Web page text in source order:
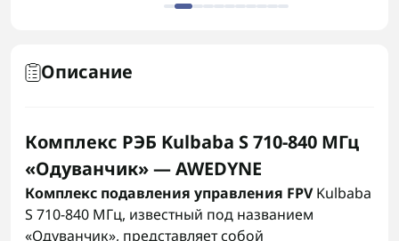
Описание
Комплекс РЭБ Kulbaba S 710-840 МГц
«Одуванчик» — AWEDYNE
Комплекс подавления управления FPVKulbaba
S 710-840 МГц, известный под названием
«Одуванчик», представляет собой